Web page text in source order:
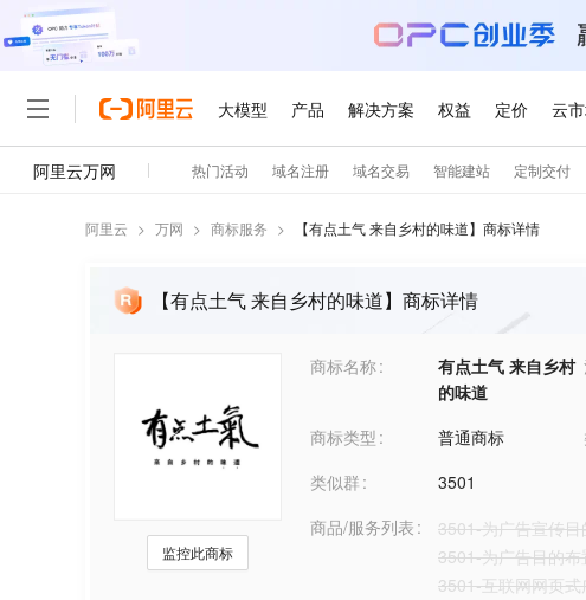
阿里云 > 万网 > 商标服务 > 【有点土气 来自乡村的味道】商标详情
【有点土气 来自乡村的味道】商标详情
监控此商标
商标名称
有点土气 来自乡村
的味道
商标类型 普通商标
类似群
3501
商品/服务列表
3501-为广告宣传
3501-为广告目的布
3501-互联网网页